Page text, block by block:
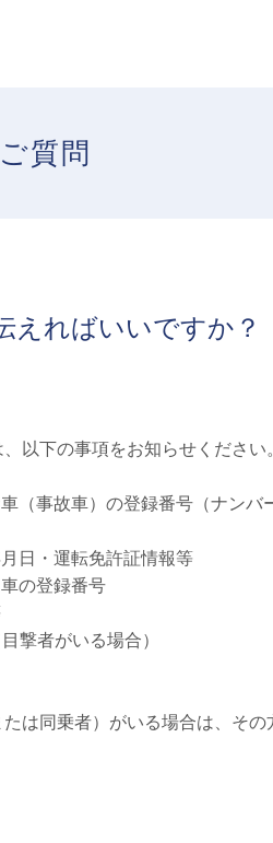
質問
えればいいですか？
以下の事項をお知らせください
（事故車）の登録番号（ナンバ
日・運転免許証情報等
の登録番号
撃者がいる場合）
は同乗者）がいる場合は、そ